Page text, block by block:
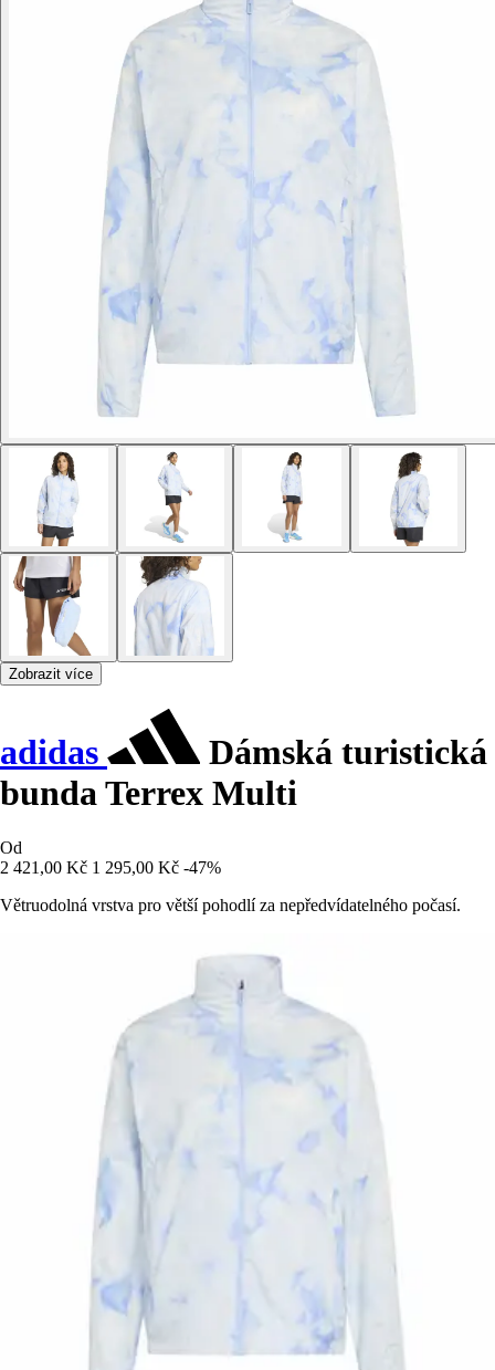
Zobrazit více
adidas
Dámská turistická
bunda Terrex Multi
Od
2 421,00 Kč 1 295,00 Kč -47%
Větruodolná vrstva pro větší pohodlí za nepředvídatelného počasí.